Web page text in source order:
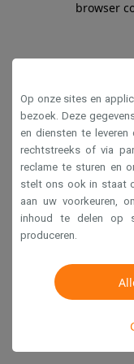
browser
Op onze sites en
bezoek. Deze
en diensten te
rechtstreeks of via
reclame te sturen en
stelt ons ook in staat
aan uw voorkeuren,
inhoud te delen op
produceren.